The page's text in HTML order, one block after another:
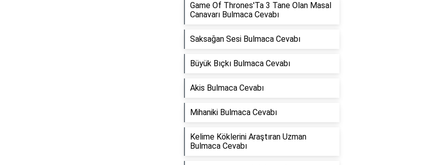
Game Of Thrones'Ta 3 Tane Olan Masal
Canavarı Bulmaca Cevabı
Saksağan Sesi Bulmaca Cevabı
Büyük Bıçkı Bulmaca Cevabı
Akis Bulmaca Cevabı
Mihaniki Bulmaca Cevabı
Kelime Köklerini Araştıran Uzman
Bulmaca Cevabı